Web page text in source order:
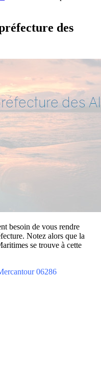
des
besoin de vous rendre
Notez alors que la
se trouve à cette
06286